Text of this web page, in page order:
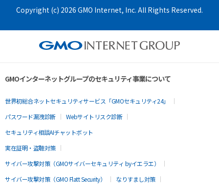
Copyright (c) 2026 GMO Internet, Inc. All Rights Reserved.
GMOインターネットグループのセキュリティ事業について
世界初総合ネットセキュリティサービス「GMOセキュリティ24」
パスワード漏洩診断
Webサイトリスク診断
セキュリティ相談AIチャットボット
実在証明・盗聴対策
サイバー攻撃対策（GMOサイバーセキュリティ byイエラエ）
サイバー攻撃対策（GMO Flatt Security）
なりすまし対策